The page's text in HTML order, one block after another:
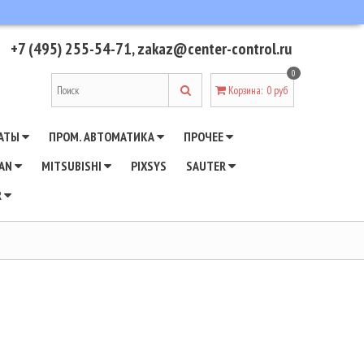
+7 (495) 255-54-71,zakaz@center-control.ru
Корзина:
0
0 руб
ПРОМ. АВТОМАТИКА
ПРОЧЕЕ
MITSUBISHI PIXSYS
SAUTER